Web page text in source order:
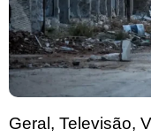
Geral, Televisão,